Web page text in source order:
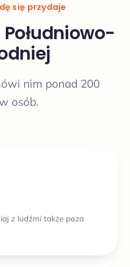
się przydaje
nim ponad 200
osób.
z ludźmi także poza